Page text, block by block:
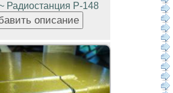
Радиостанция Р-148